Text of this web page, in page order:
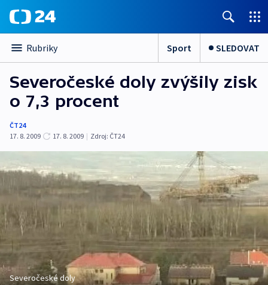
Rubriky Sport SLEDOVAT
Severočeské doly zvýšily zisk
o 7,3 procent
ČT24
17. 8. 2009
17. 8. 2009 | Zdroj: ČT24
Severočeské doly